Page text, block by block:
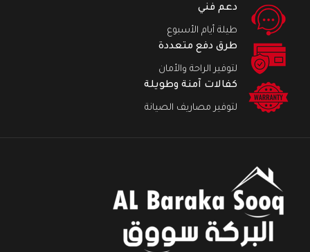
دعم فني
طيلة أيام الأسبوع
طرق دفع متعددة
لتوفير الراحة والأمان
كفالات آمنة وطويلة
لتوفير مصاريف الصيانة